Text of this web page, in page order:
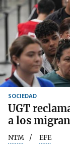
SOCIEDAD
UGT
a los
NTM EFE